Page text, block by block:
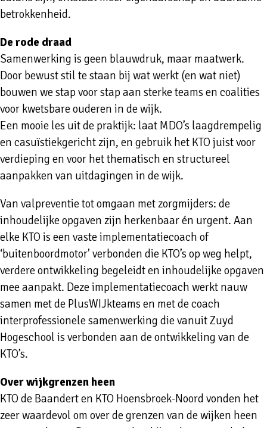
betrokkenheid.
De rode draad
Samenwerking is geen blauwdruk, maar maatwerk.
Door bewust stil te staan bij wat werkt (en wat niet)
bouwen we stap voor stap aan sterke teams en coalities
voor kwetsbare ouderen in de wijk.
Een mooie les uit de praktijk: laat MDO’s laagdrempelig
en casuïstiekgericht zijn, en gebruik het KTO juist voor
verdieping en voor het thematisch en structureel
aanpakken van uitdagingen in de wijk.
Van valpreventie tot omgaan met zorgmijders: de
inhoudelijke opgaven zijn herkenbaar én urgent. Aan
elke KTO is een vaste implementatiecoach of
‘buitenboordmotor' verbonden die KTO’s op weg helpt,
verdere ontwikkeling begeleidt en inhoudelijke opgaven
mee aanpakt. Deze implementatiecoach werkt nauw
samen met de PlusWIJkteams en met de coach
interprofessionele samenwerking die vanuit Zuyd
Hogeschool is verbonden aan de ontwikkeling van de
KTO’s.
Over wijkgrenzen heen
KTO de Baandert en KTO Hoensbroek-Noord vonden het
zeer waardevol om over de grenzen van de wijken heen